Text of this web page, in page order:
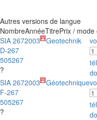
Autres versions de langue
NombreAnnéeTitrePrix / mode
SIA 267
D-267
505267
?
2003 Geotechnik
SIA 267
F-267
505267
?
2003 Géotechnique